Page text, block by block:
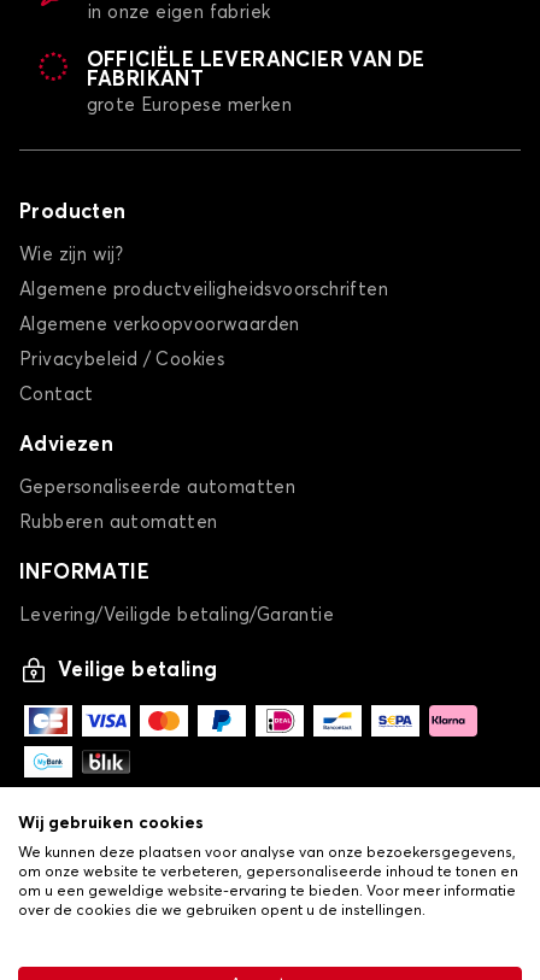
in onze eigen fabriek
OFFICIËLE LEVERANCIER VAN DE
FABRIKANT
grote Europese merken
Producten
Wie zijn wij?
Algemene productveiligheidsvoorschriften
Algemene verkoopvoorwaarden
Privacybeleid / Cookies
Contact
Adviezen
Gepersonaliseerde automatten
Rubberen automatten
INFORMATIE
Levering/Veiligde betaling/Garantie
Veilige betaling
Algemene verkoopvoorwaarden•Privacy- en cookiebeleid
Wij gebruiken cookies
We kunnen deze plaatsen voor analyse van onze bezoekersgegevens,
om onze website te verbeteren, gepersonaliseerde inhoud te tonen en
om u een geweldige website-ervaring te bieden. Voor meer informatie
over de cookies die we gebruiken opent u de instellingen.